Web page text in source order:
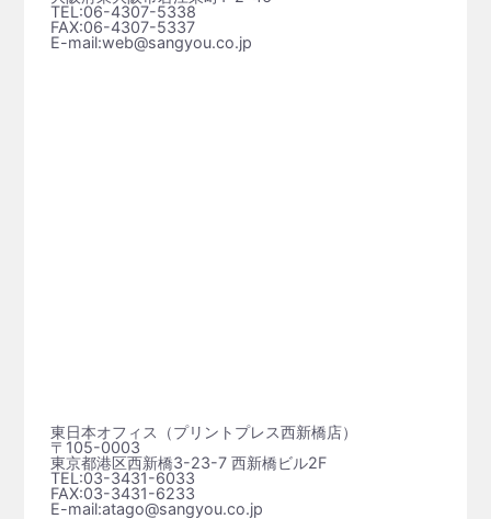
TEL:06-4307-5338
FAX:06-4307-5337
E-mail:web@sangyou.co.jp
東日本オフィス（プリントプレス⻄新橋店）
〒105-0003
東京都港区西新橋3-23-7 西新橋ビル2F
TEL:03-3431-6033
FAX:03-3431-6233
E-mail:atago@sangyou.co.jp